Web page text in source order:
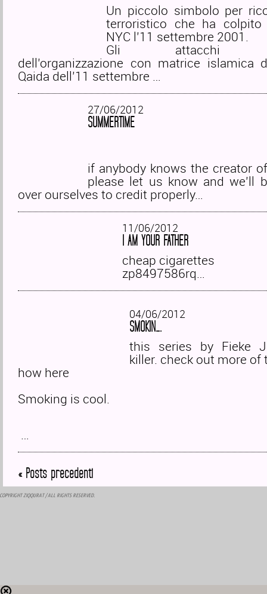
Un piccolo simbolo per
terroristico che ha
NYC l’11 settembre 2001.
Gli attacchi
dell’organizzazione con matrice islamica
Qaida dell’11 settembre …
27/06/2012
SUMMERTIME
if anybody knows the creator
please let us know and we’ll
over ourselves to credit properly…
11/06/2012
I AM YOUR FATHER
cheap cigarettes
zp8497586rq…
04/06/2012
SMOKIN….
this series by Fieke
killer. check out more of
how here
Smoking is cool.
…
« Posts precedenti
ZIQQURAT/ ALL RIGHTS RESERVED.